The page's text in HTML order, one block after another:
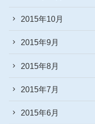
2015年10月
2015年9月
2015年8月
2015年7月
2015年6月